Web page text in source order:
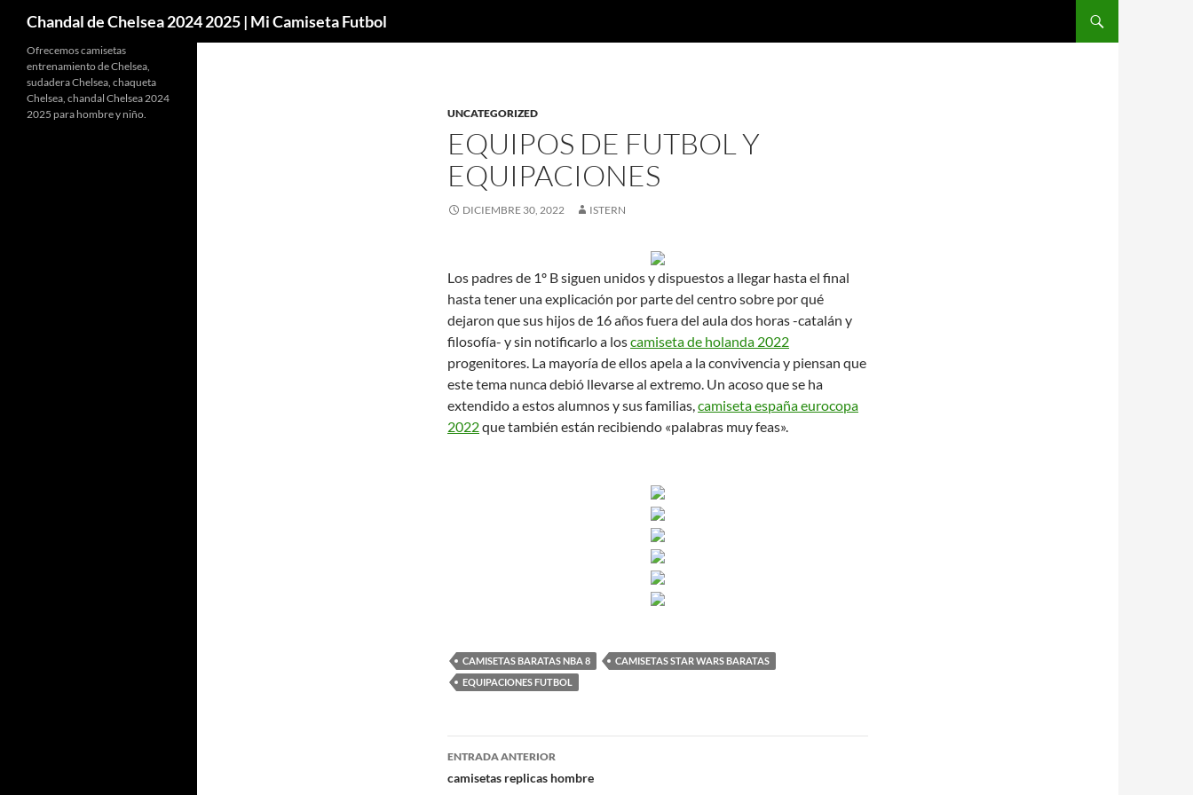
Chandal de Chelsea 2024 2025 | Mi Camiseta Futbol
UNCATEGORIZED
EQUIPOS DE FUTBOL Y
EQUIPACIONES
DICIEMBRE 30, 2022 ISTERN
Los padres de 1º B siguen unidos y dispuestos a llegar hasta el final
hasta tener una explicación por parte del centro sobre por qué
dejaron que sus hijos de 16 años fuera del aula dos horas -catalán y
filosofía- y sin notificarlo a loscamiseta de holanda 2022
progenitores. La mayoría de ellos apela a la convivencia y piensan que
este tema nunca debió llevarse al extremo. Un acoso que se ha
extendido a estos alumnos y sus familias,camiseta españa eurocopa
2022que también están recibiendo «palabras muy feas».
CAMISETAS BARATAS NBA 8
CAMISETAS STAR WARS BARATAS
EQUIPACIONES FUTBOL
Navegación
de
ENTRADA ANTERIOR
camisetas replicas hombre
Ofrecemos camisetas
entrenamiento de Chelsea,
sudadera Chelsea, chaqueta
Chelsea, chandal Chelsea 2024
2025 para hombre y niño.